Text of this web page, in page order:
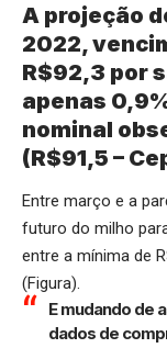
A projeção
2022,
R$92,3 por
apenas
nominal
(R$91,5 –
Entre março e a
futuro do milho
entre a mínima de
(Figura).
E mudando de
dados de